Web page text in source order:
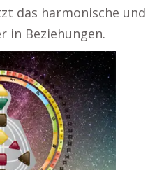
das harmonische und
in Beziehungen.